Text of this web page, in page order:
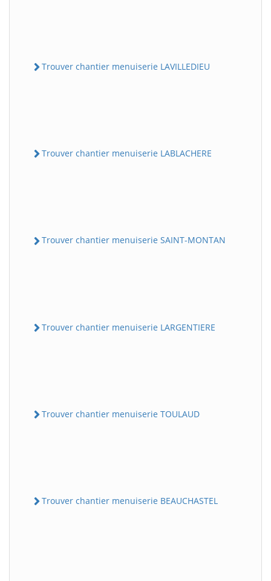
Trouver chantier menuiserie LAVILLEDIEU
Trouver chantier menuiserie LABLACHERE
Trouver chantier menuiserie SAINT-MONTAN
Trouver chantier menuiserie LARGENTIERE
Trouver chantier menuiserie TOULAUD
Trouver chantier menuiserie BEAUCHASTEL